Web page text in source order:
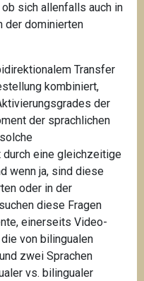
sich allenfalls auch in
der dominierten
Transfer
kombiniert,
der
der sprachlichen
eine gleichzeitige
wenn ja, sind diese
oder in der
diese Fragen
einerseits Video-
von bilingualen
zwei Sprachen
vs. bilingualer